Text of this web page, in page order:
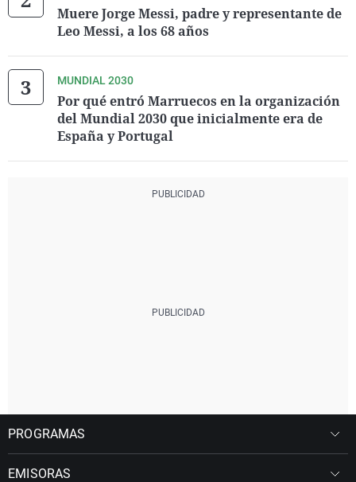
Muere Jorge Messi, padre y representante de
Leo Messi, a los 68 años
MUNDIAL 2030
Por qué entró Marruecos en la organización
del Mundial 2030 que inicialmente era de
España y Portugal
PROGRAMAS
EMISORAS